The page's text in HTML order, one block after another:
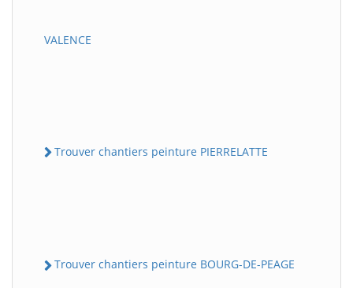
VALENCE
Trouver chantiers peinture PIERRELATTE
Trouver chantiers peinture BOURG-DE-PEAGE